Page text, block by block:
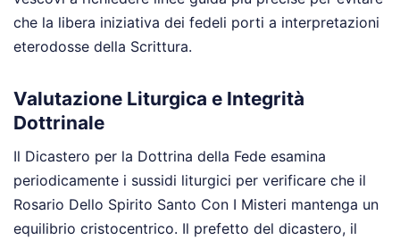
che la libera iniziativa dei fedeli porti a interpretazioni
eterodosse della Scrittura.
Valutazione Liturgica e Integrità
Dottrinale
Il Dicastero per la Dottrina della Fede esamina
periodicamente i sussidi liturgici per verificare che il
Rosario Dello Spirito Santo Con I Misteri mantenga un
equilibrio cristocentrico. Il prefetto del dicastero, il